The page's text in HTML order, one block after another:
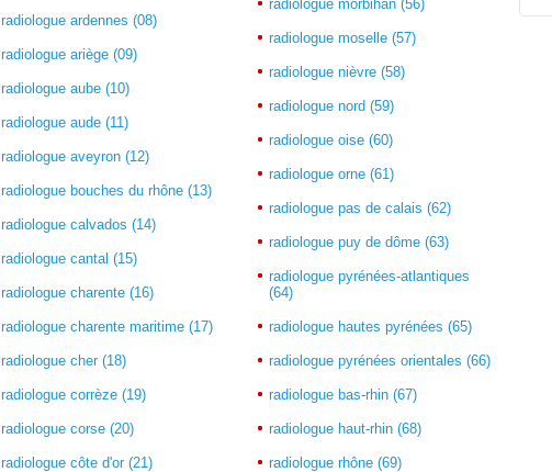
radiologue ardennes (08)
radiologue ariège (09)
radiologue aube (10)
radiologue aude (11)
radiologue aveyron (12)
radiologue bouches du rhône (13)
radiologue calvados (14)
radiologue cantal (15)
radiologue charente (16)
radiologue charente maritime (17)
radiologue cher (18)
radiologue corrèze (19)
radiologue corse (20)
radiologue côte d'or (21)
radiologue morbihan (56)
radiologue moselle (57)
radiologue nièvre (58)
radiologue nord (59)
radiologue oise (60)
radiologue orne (61)
radiologue pas de calais (62)
radiologue puy de dôme (63)
radiologue pyrénées-atlantiques
(64)
radiologue hautes pyrénées (65)
radiologue pyrénées orientales (66)
radiologue bas-rhin (67)
radiologue haut-rhin (68)
radiologue rhône (69)